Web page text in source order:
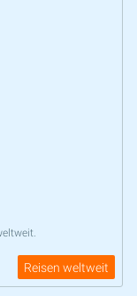
Reisen weltweit